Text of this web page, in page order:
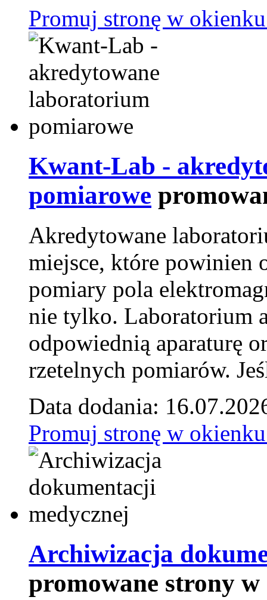
Promuj stronę w
Kwant-Lab -
pomiarowe
Akredytowane
miejsce, które powinien
pomiary pola
nie tylko. Laboratorium
odpowiednią aparaturę
rzetelnych pomiarów.
Data dodania:
Promuj stronę w
Archiwizacja
promowane strony